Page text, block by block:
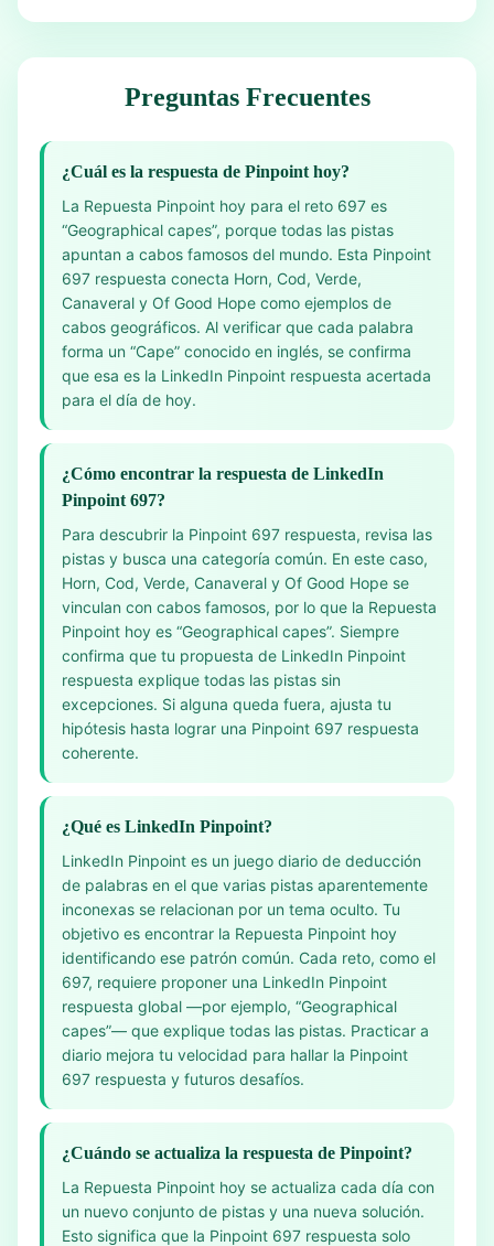
Preguntas Frecuentes
¿Cuál es la respuesta de Pinpoint hoy?
La Repuesta Pinpoint hoy para el reto 697 es
“Geographical capes”, porque todas las pistas
apuntan a cabos famosos del mundo. Esta Pinpoint
697 respuesta conecta Horn, Cod, Verde,
Canaveral y Of Good Hope como ejemplos de
cabos geográficos. Al verificar que cada palabra
forma un “Cape” conocido en inglés, se confirma
que esa es la LinkedIn Pinpoint respuesta acertada
para el día de hoy.
¿Cómo encontrar la respuesta de LinkedIn
Pinpoint 697?
Para descubrir la Pinpoint 697 respuesta, revisa las
pistas y busca una categoría común. En este caso,
Horn, Cod, Verde, Canaveral y Of Good Hope se
vinculan con cabos famosos, por lo que la Repuesta
Pinpoint hoy es “Geographical capes”. Siempre
confirma que tu propuesta de LinkedIn Pinpoint
respuesta explique todas las pistas sin
excepciones. Si alguna queda fuera, ajusta tu
hipótesis hasta lograr una Pinpoint 697 respuesta
coherente.
¿Qué es LinkedIn Pinpoint?
LinkedIn Pinpoint es un juego diario de deducción
de palabras en el que varias pistas aparentemente
inconexas se relacionan por un tema oculto. Tu
objetivo es encontrar la Repuesta Pinpoint hoy
identificando ese patrón común. Cada reto, como el
697, requiere proponer una LinkedIn Pinpoint
respuesta global —por ejemplo, “Geographical
capes”— que explique todas las pistas. Practicar a
diario mejora tu velocidad para hallar la Pinpoint
697 respuesta y futuros desafíos.
¿Cuándo se actualiza la respuesta de Pinpoint?
La Repuesta Pinpoint hoy se actualiza cada día con
un nuevo conjunto de pistas y una nueva solución.
Esto significa que la Pinpoint 697 respuesta solo